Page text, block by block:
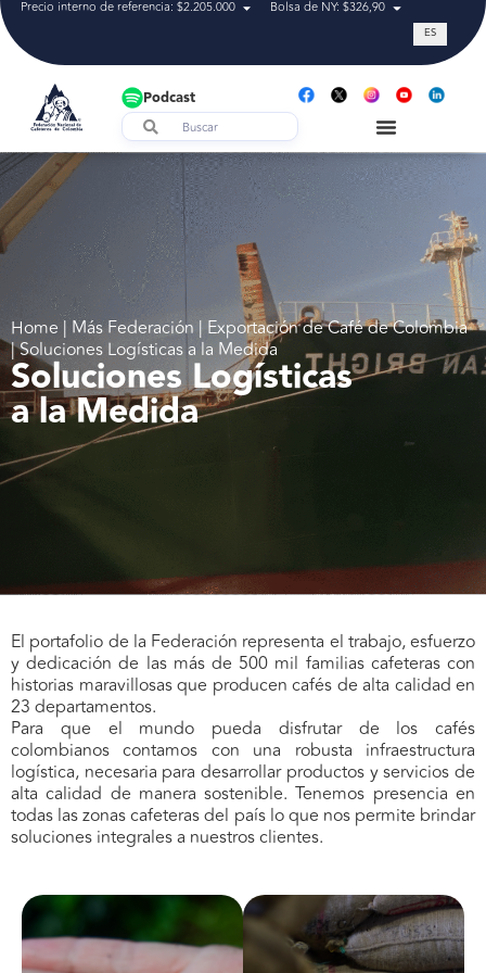
Precio interno de referencia: $2.205.000 Bolsa de NY: $326,90 Tasa de
ES
Podcast
Home | Más Federación | Exportación de Café de Colombia
| Soluciones Logísticas a la Medida
Soluciones Logísticas
a la Medida
El portafolio de la Federación representa el trabajo, esfuerzo
y dedicación de las más de 500 mil familias cafeteras con
historias maravillosas que producen cafés de alta calidad en
23 departamentos.
Para que el mundo pueda disfrutar de los cafés
colombianos contamos con una robusta infraestructura
logística, necesaria para desarrollar productos y servicios de
alta calidad de manera sostenible. Tenemos presencia en
todas las zonas cafeteras del país lo que nos permite brindar
soluciones integrales a nuestros clientes.